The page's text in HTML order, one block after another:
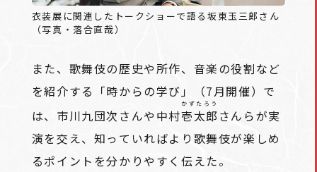
衣装展に関連したトークショーで語る坂東玉三郎さん
（写真・落合直哉）
また、歌舞伎の歴史や所作、音楽の役割など
を紹介する「時からの学び」（7月開催）で
は、市川九団次さんや中村壱太郎
かずたろう
さんらが実
演を交え、知っていればより歌舞伎が楽しめ
るポイントを分かりやすく伝えた。